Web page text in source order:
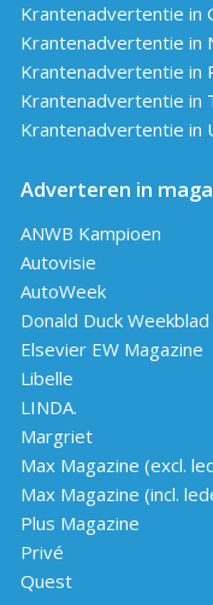
Krantenadvertentie in
Krantenadvertentie in
Krantenadvertentie in
Krantenadvertentie in
Krantenadvertentie in
Adverteren in
ANWB Kampioen
Autovisie
AutoWeek
Donald Duck Weekblad
Elsevier EW Magazine
Libelle
LINDA.
Margriet
Max Magazine (excl.
Max Magazine (incl.
Plus Magazine
Privé
Quest